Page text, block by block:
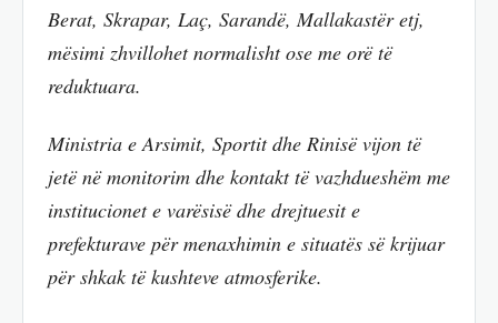
Berat, Skrapar, Laç, Sarandë, Mallakastër etj,
mësimi zhvillohet normalisht ose me orë të
reduktuara.
Ministria e Arsimit, Sportit dhe Rinisë vijon të
jetë në monitorim dhe kontakt të vazhdueshëm me
institucionet e varësisë dhe drejtuesit e
prefekturave për menaxhimin e situatës së krijuar
për shkak të kushteve atmosferike.